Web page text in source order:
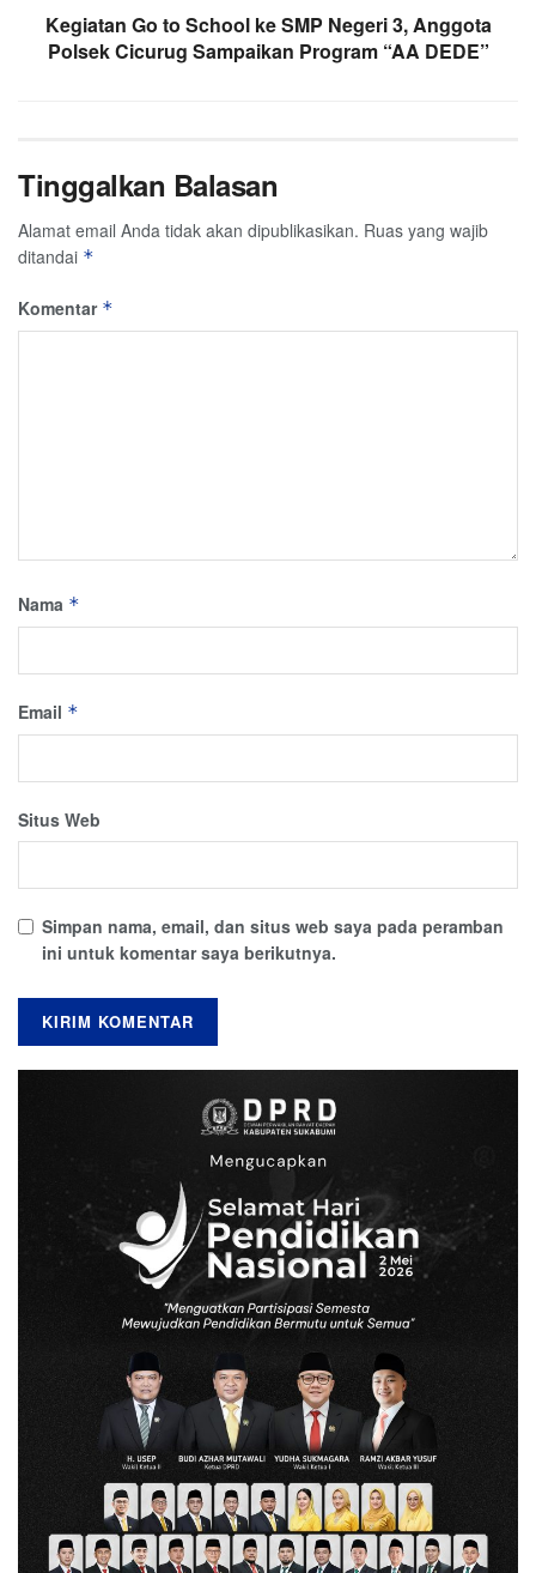
Kegiatan Go to School ke SMP Negeri 3, Anggota
Polsek Cicurug Sampaikan Program “AA DEDE”
Tinggalkan Balasan
Alamat email Anda tidak akan dipublikasikan. Ruas yang wajib
ditandai *
Komentar *
Nama *
Email *
Situs Web
Simpan nama, email, dan situs web saya pada peramban
ini untuk komentar saya berikutnya.